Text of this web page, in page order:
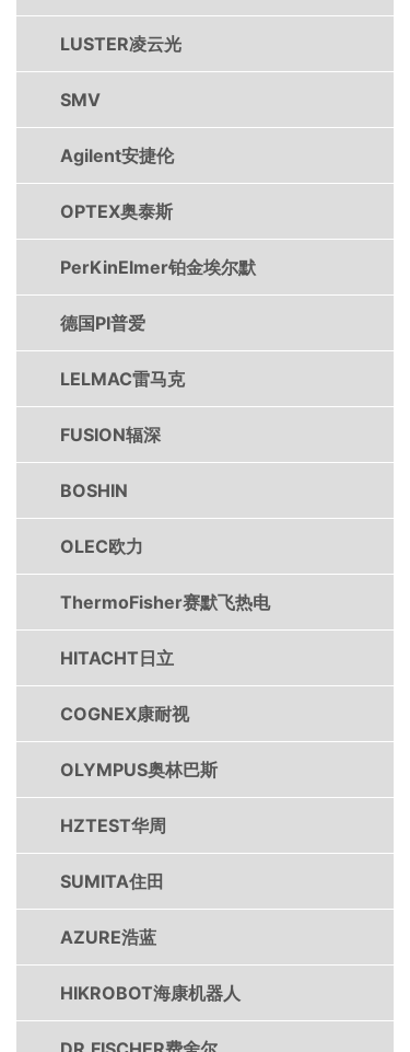
LUSTER凌云光
SMV
Agilent安捷伦
OPTEX奥泰斯
PerKinElmer铂金埃尔默
德国PI普爱
LELMAC雷马克
FUSION辐深
BOSHIN
OLEC欧力
ThermoFisher赛默飞热电
HITACHT日立
COGNEX康耐视
OLYMPUS奥林巴斯
HZTEST华周
SUMITA住田
AZURE浩蓝
HIKROBOT海康机器人